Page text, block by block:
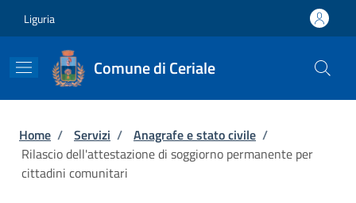
Liguria
Comune di Ceriale
Briciole di pane
Home / Servizi / Anagrafe e stato civile /
Rilascio dell'attestazione di soggiorno permanente per
cittadini comunitari